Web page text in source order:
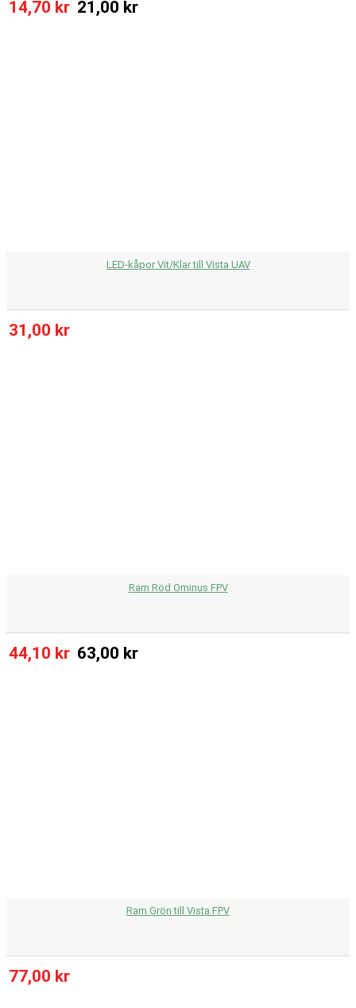
14,70 kr 21,00 kr
LED-kåpor Vit/Klar till Vista UAV
31,00 kr
Ram Röd Ominus FPV
44,10 kr 63,00 kr
Ram Grön till Vista FPV
77,00 kr